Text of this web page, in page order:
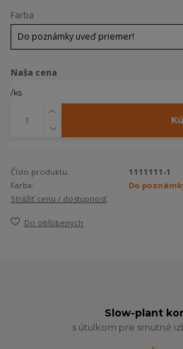
Farba
Naša cena
/ks
Číslo produktu:
1111111-1
Farba:
Do
Strážiť cenu / dostupnosť
Do obľúbených
Slow-plant
s útulkom pre smutné